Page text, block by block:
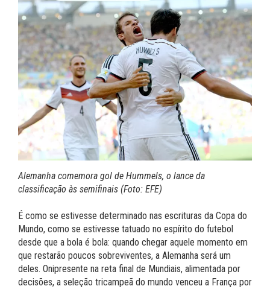
Alemanha comemora gol de Hummels, o lance da
classificação às semifinais (Foto: EFE)
É como se estivesse determinado nas escrituras da Copa do
Mundo, como se estivesse tatuado no espírito do futebol
desde que a bola é bola: quando chegar aquele momento em
que restarão poucos sobreviventes, a Alemanha será um
deles. Onipresente na reta final de Mundiais, alimentada por
decisões, a seleção tricampeã do mundo venceu a França por